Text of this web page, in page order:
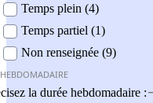
Temps plein (4)
Temps partiel (1)
Non renseignée (9)
la durée hebdomadaire :